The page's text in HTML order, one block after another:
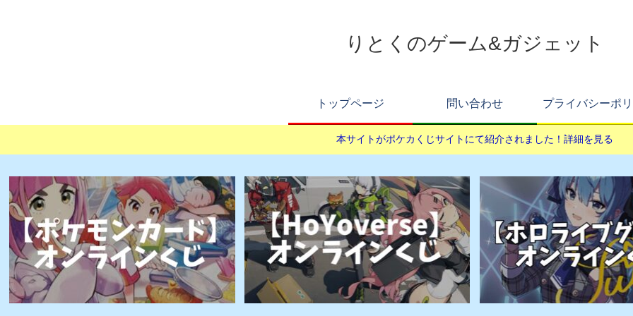
りとくのゲーム&ガジェット
トップページ 問い合わせ プライバシーポ
本サイトがポケカくじサイトにて紹介されました！詳細を見る